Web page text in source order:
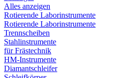
Alles anzeigen
Rotierende Laborinstrumente
Rotierende Laborinstrumente
Trennscheiben
Stahlinstrumente
für Frästechnik
HM-Instrumente
Diamantschleifer